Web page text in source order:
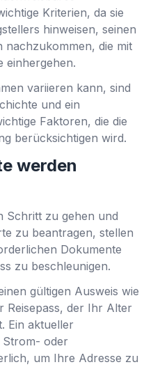
Kriterien, da sie
hinweisen, seinen
nachzukommen, die mit
einhergehen.
variieren kann, sind
und ein
Faktoren, die die
berücksichtigen wird.
werden
Schritt zu gehen und
zu beantragen, stellen
Dokumente
zu beschleunigen.
gültigen Ausweis wie
Reisepass, der Ihr Alter
Ein aktueller
Strom- oder
um Ihre Adresse zu